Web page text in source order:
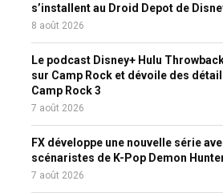
s’installent au Droid Depot de
8 août 2026
Le podcast Disney+ Hulu
sur Camp Rock et dévoile des
Camp Rock 3
7 août 2026
FX développe une nouvelle série
scénaristes de K-Pop Demon
7 août 2026